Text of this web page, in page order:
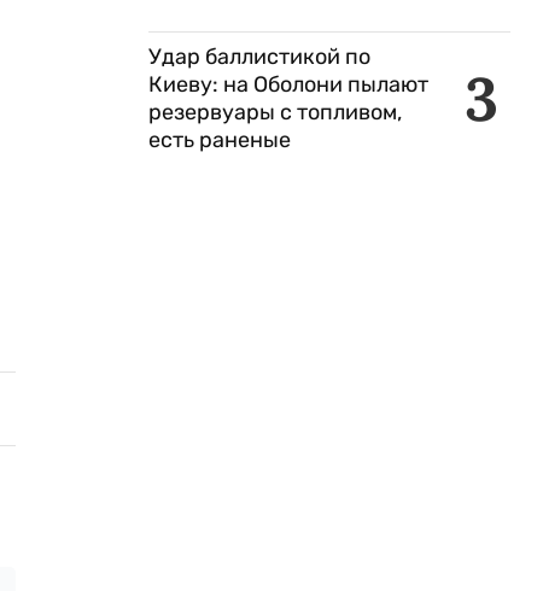
3
Удар баллистикой по
Киеву: на Оболони пылают
резервуары с топливом,
есть раненые